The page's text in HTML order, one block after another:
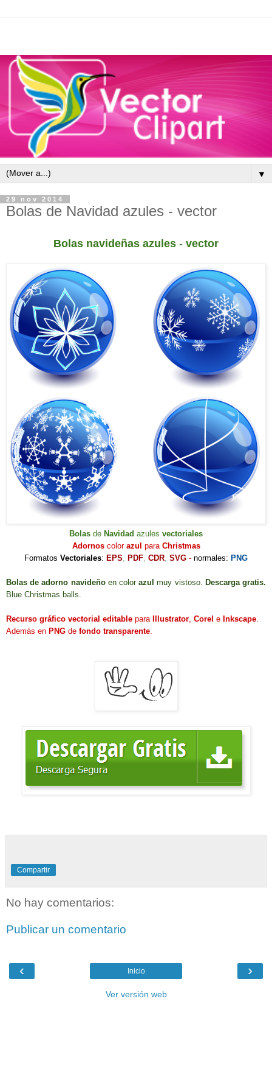
▼
29 nov 2014
Bolas de Navidad azules - vector
Bolas navideñas azules - vector
Bolas de Navidad azules vectoriales
Adornoscolor azul para Christmas
Formatos Vectoriales: EPS, PDF, CDR, SVG - normales: PNG
Bolas de adorno navideñoen colorazul muy vistoso. Descarga gratis.
Blue Christmas balls.
Recurso gráfico vectorial editable para Illustrator, Corel e Inkscape.
Además en PNG de fondo transparente.
Compartir
No hay comentarios:
Publicar un comentario
‹ ›
Inicio
Ver versión web